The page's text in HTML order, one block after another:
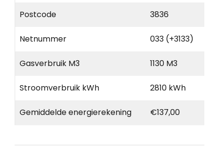
Postcode 3836
Netnummer 033 (+3133)
Gasverbruik M3 1130 M3
Stroomverbruik kWh 2810 kWh
Gemiddelde energierekening €137,00